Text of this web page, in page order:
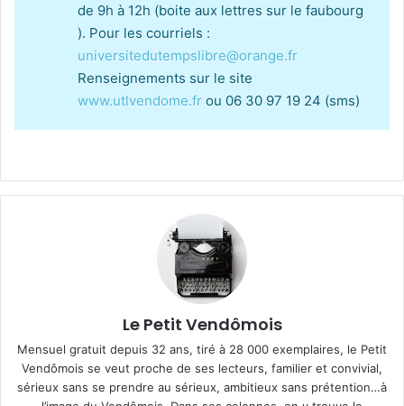
de 9h à 12h (boite aux lettres sur le faubourg
). Pour les courriels :
universitedutempslibre@orange.fr
Renseignements sur le site
www.utlvendome.fr ou 06 30 97 19 24 (sms)
Le Petit Vendômois
Mensuel gratuit depuis 32 ans, tiré à 28 000 exemplaires, le Petit
Vendômois se veut proche de ses lecteurs, familier et convivial,
sérieux sans se prendre au sérieux, ambitieux sans prétention…à